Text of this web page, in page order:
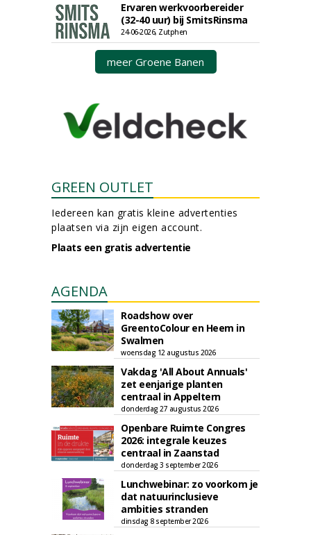
Ervaren werkvoorbereider
(32-40 uur) bij SmitsRinsma
24-06-2026, Zutphen
meer Groene Banen
GREEN OUTLET
Iedereen kan gratis kleine advertenties
plaatsen via zijn eigen account.
Plaats een gratis advertentie
AGENDA
Roadshow over
GreentoColour en Heem in
Swalmen
woensdag 12 augustus 2026
Vakdag 'All About Annuals'
zet eenjarige planten
centraal in Appeltern
donderdag 27 augustus 2026
Openbare Ruimte Congres
2026: integrale keuzes
centraal in Zaanstad
donderdag 3 september 2026
Lunchwebinar: zo voorkom je
dat natuurinclusieve
ambities stranden
dinsdag 8 september 2026